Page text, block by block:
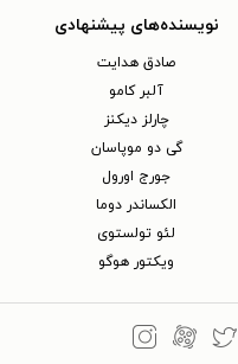
نویسنده‌های پیشنهادی
صادق هدایت
آلبر کامو
چارلز دیکنز
گی دو موپاسان
جورج اورول
الکساندر دوما
لئو تولستوی
ویکتور هوگو